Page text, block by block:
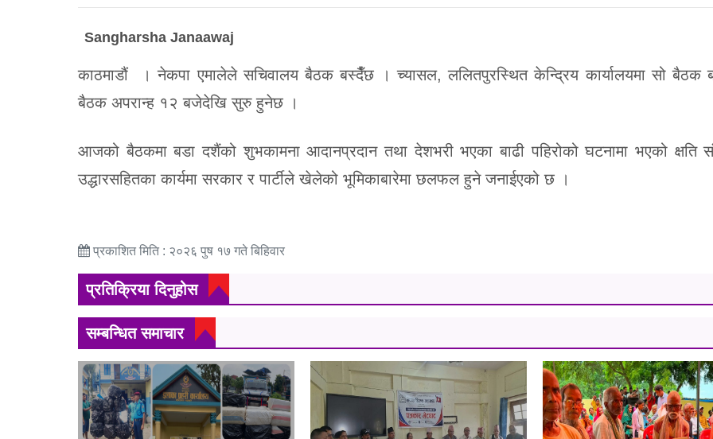
Sangharsha Janaawaj
काठमाडौं । नेकपा एमालेले सचिवालय बैठक बस्दैँछ । च्यासल, ललितपुरस्थित केन्द्रिय कार्यालयमा सो बैठक
बैठक अपरान्ह १२ बजेदेखि सुरु हुनेछ ।
आजको बैठकमा बडा दशैंको शुभकामना आदानप्रदान तथा देशभरी भएका बाढी पहिरोको घटनामा भएको क्षति
उद्धारसहितका कार्यमा सरकार र पार्टीले खेलेको भूमिकाबारेमा छलफल हुने जनाईएको छ ।
प्रकाशित मिति : २०२६ पुष १७ गते बिहिवार
प्रतिक्रिया दिनुहोस
सम्बन्धित समाचार